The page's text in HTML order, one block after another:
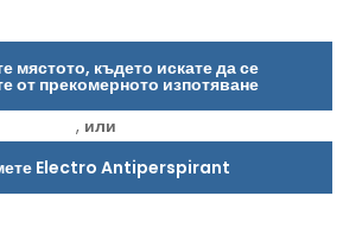
мястото, където искате да се
от прекомерното изпотяване
, или
Electro Antiperspirant